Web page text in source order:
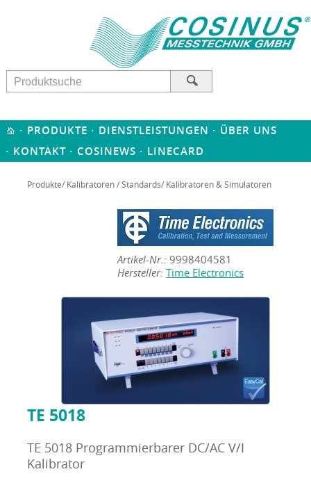
· PRODUKTE · DIENSTLEISTUNGEN · ÜBER UNS
· KONTAKT · COSINEWS · LINECARD
Produkte/ Kalibratoren / Standards/ Kalibratoren & Simulatoren
Artikel-Nr.: 9998404581
Hersteller: Time Electronics
TE 5018
TE 5018 Programmierbarer DC/AC V/I
Kalibrator